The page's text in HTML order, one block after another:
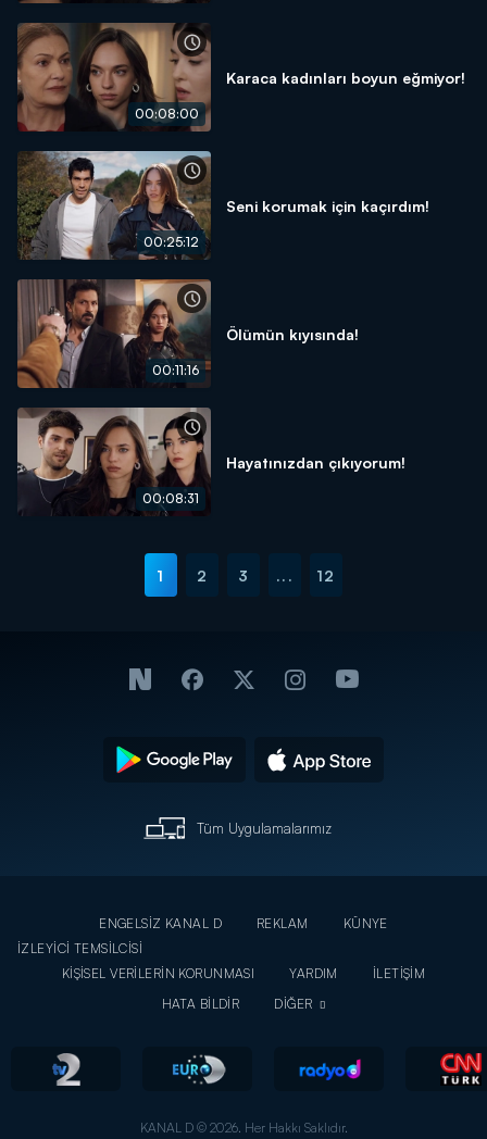
00:08:00
Karaca kadınları boyun eğmiyor!
00:25:12
Seni korumak için kaçırdım!
00:11:16
Ölümün kıyısında!
00:08:31
Hayatınızdan çıkıyorum!
1 2 3 ... 12
Tüm Uygulamalarımız
ENGELSİZ KANAL D REKLAM
KÜNYE
İZLEYİCİ TEMSİLCİSİ
KİŞİSEL VERİLERİN KORUNMASI
YARDIM
İLETİŞİM
HATA BİLDİR
DİĞER
KANAL D © 2026. Her Hakkı Saklıdır.